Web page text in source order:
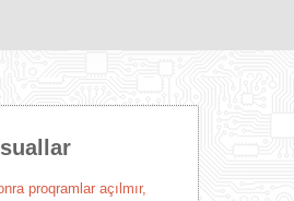
proqramlar açılmır,